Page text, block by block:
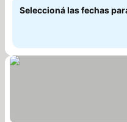
Seleccioná las fechas